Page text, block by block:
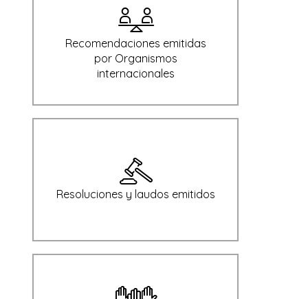
Recomendaciones emitidas
por Organismos
internacionales
Resoluciones y laudos emitidos